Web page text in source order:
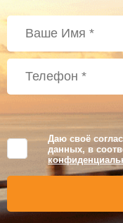
Даю своё
данных, в